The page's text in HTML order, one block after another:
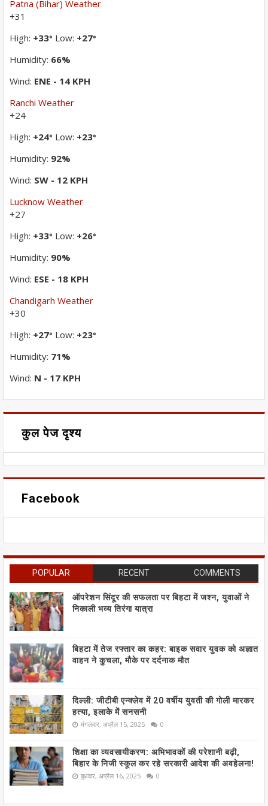
Patna (Bihar) Weather
+31
High: +33° Low: +27°
Humidity: 66%
Wind: ENE - 14 KPH
Ranchi Weather
+24
High: +24° Low: +23°
Humidity: 92%
Wind: SW - 12 KPH
Lucknow Weather
+27
High: +33° Low: +26°
Humidity: 90%
Wind: ESE - 18 KPH
Chandigarh Weather
+30
High: +27° Low: +23°
Humidity: 71%
Wind: N - 17 KPH
कुल पेज दृश्य
Facebook
POPULAR RECENT COMMENTS
ऑपरेशन सिंदूर की सफलता पर बिहटा में जश्न, युवाओं ने
निकाली भव्य तिरंगा यात्रा
बिहटा में तेज रफ्तार का कहर: बाइक सवार युवक को अज्ञात
वाहन ने कुचला, मौके पर दर्दनाक मौत
दिल्ली: जीटीबी एन्क्लेव में 20 वर्षीय युवती की गोली मारकर
हत्या, इलाके में सनसनी
मंगलवार, अप्रैल 15, 2025 0
शिक्षा का व्यवसायीकरण: अभिभावकों की परेशानी बढ़ी,
बिहार के निजी स्कूल कर रहे सरकारी आदेश की अवहेलना!
बुधवार, अप्रैल 16, 2025 0